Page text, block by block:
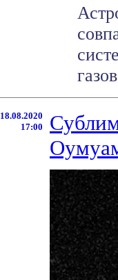
18.08.2020
17:00